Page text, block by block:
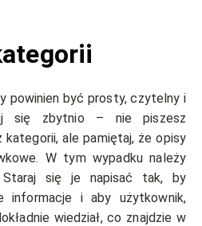
powinien być prosty, czytelny i
się zbytnio – nie piszesz
kategorii, ale pamiętaj, że opisy
W tym wypadku należy
Staraj się je napisać tak, by
informacje i aby użytkownik,
wiedział, co znajdzie w